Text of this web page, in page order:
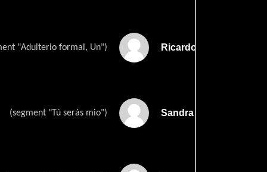
"Adulterio formal, Un") Ricardo Adalid
(segment "Tú serás mio") Sandra Boyd